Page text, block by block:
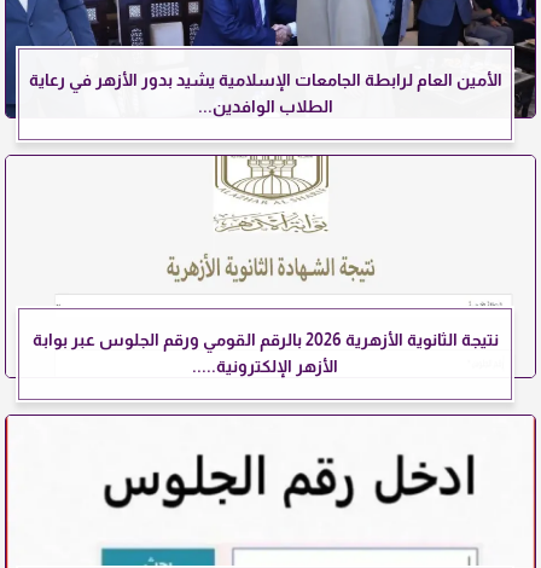
الأمين العام لرابطة الجامعات الإسلامية يشيد بدور الأزهر في رعاية
الطلاب الوافدين...
نتيجة الثانوية الأزهرية 2026 بالرقم القومي ورقم الجلوس عبر بوابة
الأزهر الإلكترونية.....